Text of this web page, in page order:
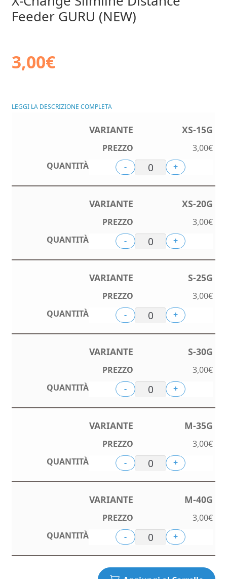
Feeder GURU (NEW)
3,00€
LEGGI LA DESCRIZIONE COMPLETA
XS-15G
3,00€
-
+
XS-20G
3,00€
-
+
S-25G
3,00€
-
+
S-30G
3,00€
-
+
M-35G
3,00€
-
+
M-40G
3,00€
-
+